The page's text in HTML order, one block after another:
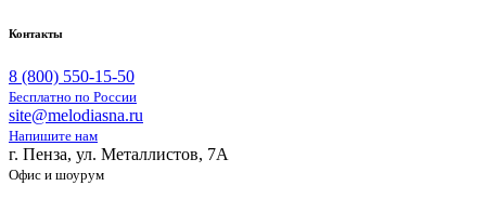
Контакты
8 (800) 550-15-50
Бесплатно по России
site@melodiasna.ru
Напишите нам
г. Пенза, ул. Металлистов, 7А
Офис и шоурум